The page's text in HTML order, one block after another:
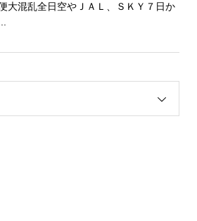
大混乱全日空やＪＡＬ、ＳＫＹ７日か